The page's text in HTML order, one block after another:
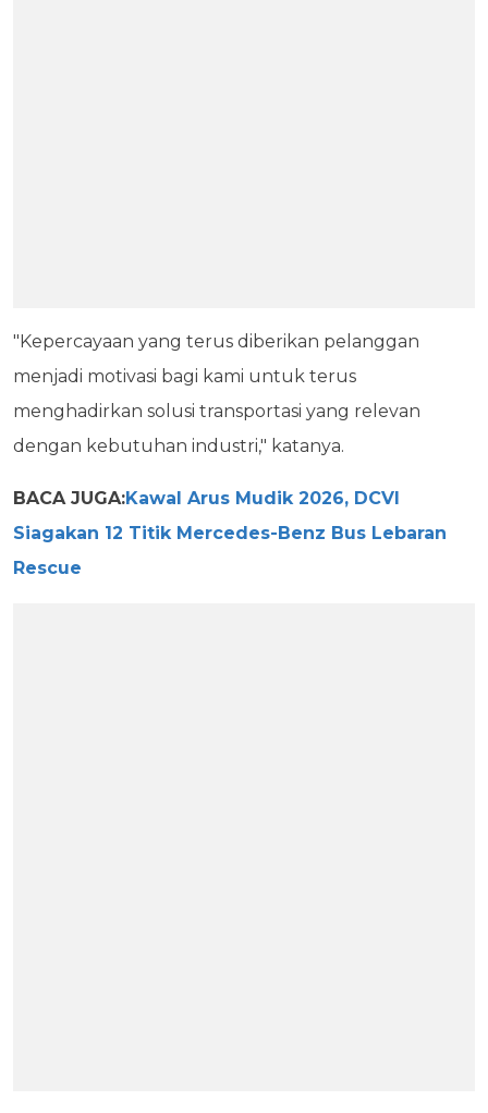
"Kepercayaan yang terus diberikan pelanggan
menjadi motivasi bagi kami untuk terus
menghadirkan solusi transportasi yang relevan
dengan kebutuhan industri," katanya.
BACA JUGA:Kawal Arus Mudik 2026, DCVI
Siagakan 12 Titik Mercedes-Benz Bus Lebaran
Rescue